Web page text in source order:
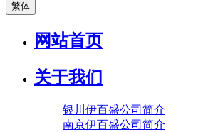
繁体
网站首页
关于我们
银川伊百盛公司简介
南京伊百盛公司简介